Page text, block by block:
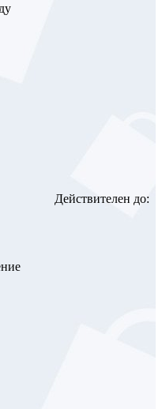
Действителен до: